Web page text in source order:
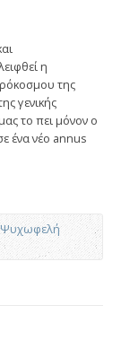
η
της
γενικής
το πει μόνον ο
ένα νέο annus
Ψυχωφελή